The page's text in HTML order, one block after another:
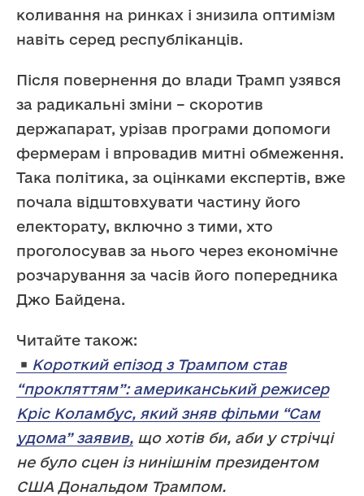
коливання на ринках і знизила оптимізм
навіть серед республіканців.
Після повернення до влади Трамп узявся
за радикальні зміни – скоротив
держапарат, урізав програми допомоги
фермерам і впровадив митні обмеження.
Така політика, за оцінками експертів, вже
почала відштовхувати частину його
електорату, включно з тими, хто
проголосував за нього через економічне
розчарування за часів його попередника
Джо Байдена.
Читайте також:
Короткий епізод з Трампом став
“прокляттям”: американський режисер
Кріс Коламбус, який зняв фільми “Сам
удома” заявив, що хотів би, аби у стрічці
не було сцен із нинішнім президентом
США Дональдом Трампом.